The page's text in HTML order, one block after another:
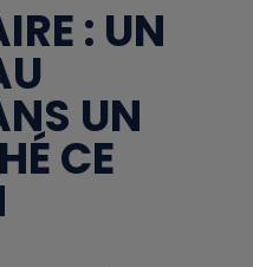
: UN
UN
CE